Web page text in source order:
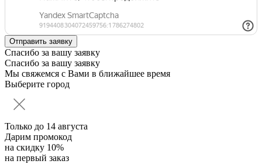
Спасибо за вашу заявку
Спасибо за вашу заявку
Мы свяжемся с Вами в ближайшее время
Выберите город
Только до 14 августа
Дарим промокод
на скидку 10%
на первый заказ